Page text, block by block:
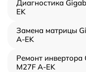
Диагностика
EK
Замена матрицы
A-EK
Ремонт инвертора
M27F A-EK